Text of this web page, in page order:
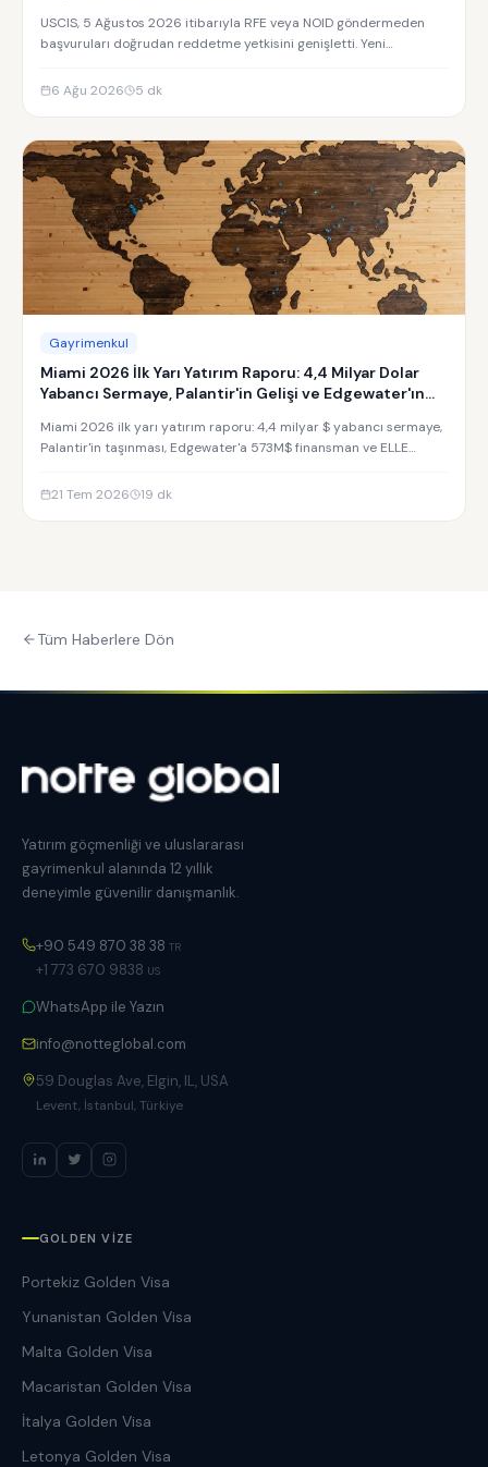
USCIS, 5 Ağustos 2026 itibarıyla RFE veya NOID göndermeden
başvuruları doğrudan reddetme yetkisini genişletti. Yeni
6 Ağu 2026
5 dk
Gayrimenkul
Miami 2026 İlk Yarı Yatırım Raporu: 4,4 Milyar Dolar
Yabancı Sermaye, Palantir'in Gelişi ve Edgewater'ın
Miami 2026 ilk yarı yatırım raporu: 4,4 milyar $ yabancı sermaye,
Palantir'in taşınması, Edgewater'a 573M$ finansman ve ELLE
21 Tem 2026
19 dk
Tüm Haberlere Dön
Yatırım göçmenliği ve uluslararası
gayrimenkul alanında 12 yıllık
deneyimle güvenilir danışmanlık.
+90 549 870 38 38 TR
+1 773 670 9838 US
WhatsApp ile Yazın
info@notteglobal.com
59 Douglas Ave, Elgin, IL, USA
Levent, İstanbul, Türkiye
GOLDEN VIZE
Portekiz Golden Visa
Yunanistan Golden Visa
Malta Golden Visa
Macaristan Golden Visa
İtalya Golden Visa
Letonya Golden Visa